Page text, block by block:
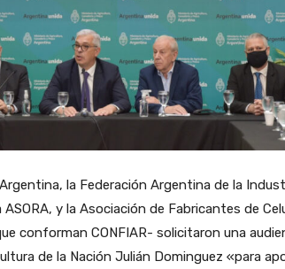
la Federación Argentina de la
ASORA, y la Asociación de Fabricantes de
conforman CONFIAR- solicitaron una
de la Nación Julián Dominguez «para